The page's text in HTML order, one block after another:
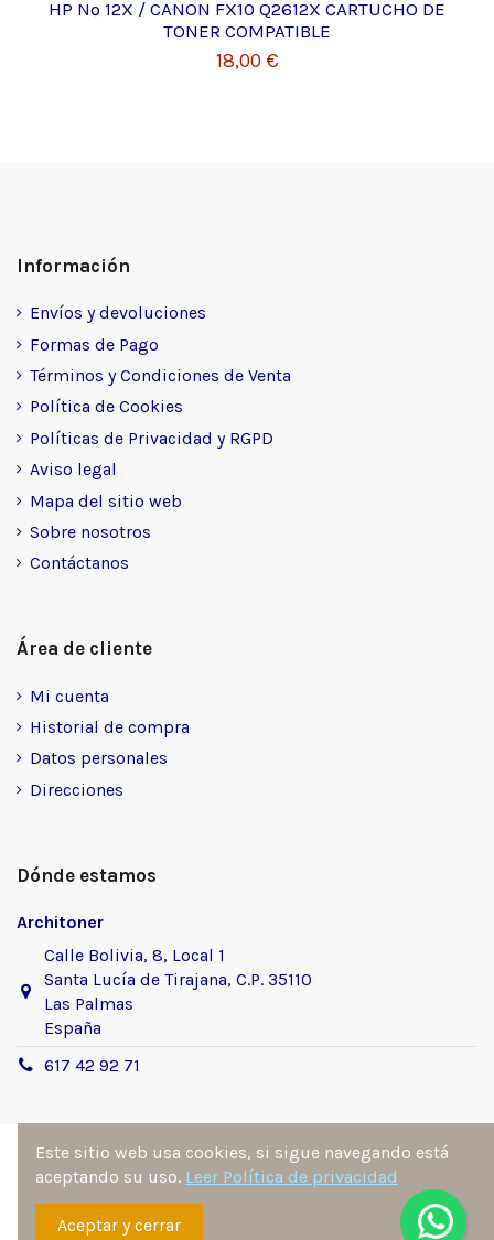
HP Nº 12X / CANON FX10 Q2612X CARTUCHO DE
TONER COMPATIBLE
18,00 €
Información
Envíos y devoluciones
Formas de Pago
Términos y Condiciones de Venta
Política de Cookies
Políticas de Privacidad y RGPD
Aviso legal
Mapa del sitio web
Sobre nosotros
Contáctanos
Área de cliente
Mi cuenta
Historial de compra
Datos personales
Direcciones
Dónde estamos
Architoner
Calle Bolivia, 8, Local 1
Santa Lucía de Tirajana, C.P. 35110
Las Palmas
España
617 42 92 71
Sitio desarrollado y diseñado por
Ángel Manuel
Fernández González . Todos los derechos reservados por
Este sitio web usa cookies, si sigue navegando está
aceptando su uso. Leer Política de privacidad
Aceptar y cerrar